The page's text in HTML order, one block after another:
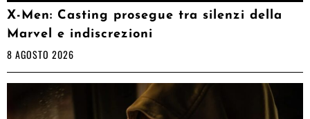
X-Men: Casting prosegue tra silenzi della
Marvel e indiscrezioni
8 AGOSTO 2026